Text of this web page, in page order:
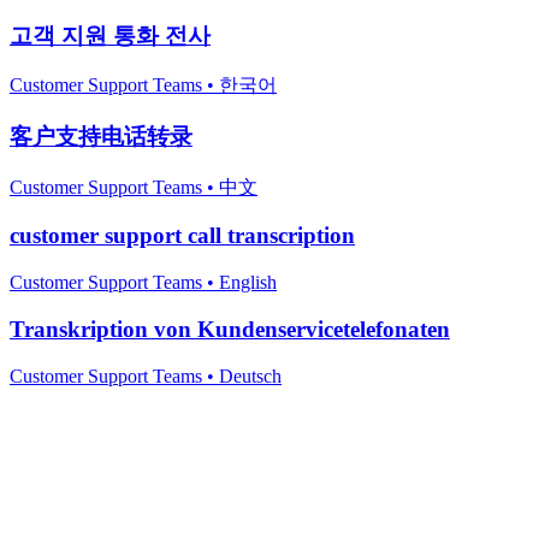
고객 지원 통화 전사
Customer Support Teams • 한국어
客户支持电话转录
Customer Support Teams • 中文
customer support call transcription
Customer Support Teams • English
Transkription von Kundenservicetelefonaten
Customer Support Teams • Deutsch